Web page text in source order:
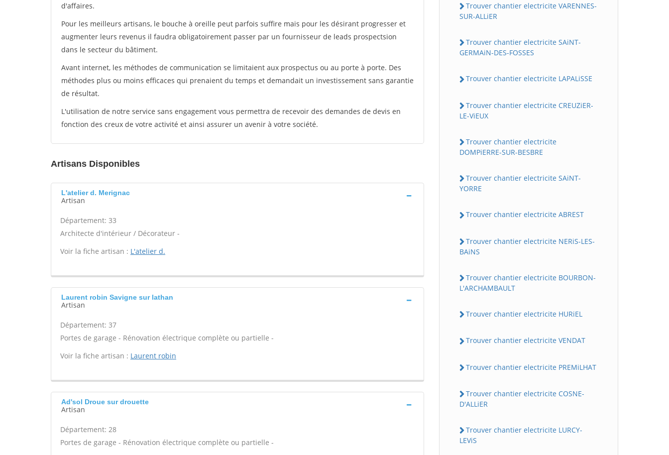
d'affaires.
Pour les meilleurs artisans, le bouche à oreille peut parfois suffire mais pour les désirant progresser et
augmenter leurs revenus il faudra obligatoirement passer par un fournisseur de leads prospectsion
dans le secteur du bâtiment.
Avant internet, les méthodes de communication se limitaient aux prospectus ou au porte à porte. Des
méthodes plus ou moins efficaces qui prenaient du temps et demandait un investissement sans garantie
de résultat.
L'utilisation de notre service sans engagement vous permettra de recevoir des demandes de devis en
fonction des creux de votre activité et ainsi assurer un avenir à votre société.
Artisans Disponibles
L'atelier d. Merignac
Artisan
Département: 33
Architecte d'intérieur / Décorateur -
Voir la fiche artisan : L'atelier d.
Laurent robin Savigne sur lathan
Artisan
Département: 37
Portes de garage - Rénovation électrique complète ou partielle -
Voir la fiche artisan : Laurent robin
Ad'sol Droue sur drouette
Artisan
Département: 28
Portes de garage - Rénovation électrique complète ou partielle -
Trouver chantier electricite VARENNES-
SUR-ALLiER
Trouver chantier electricite SAiNT-
GERMAiN-DES-FOSSES
Trouver chantier electricite LAPALiSSE
Trouver chantier electricite CREUZiER-
LE-ViEUX
Trouver chantier electricite
DOMPiERRE-SUR-BESBRE
Trouver chantier electricite SAiNT-
YORRE
Trouver chantier electricite ABREST
Trouver chantier electricite NERiS-LES-
BAiNS
Trouver chantier electricite BOURBON-
L'ARCHAMBAULT
Trouver chantier electricite HURiEL
Trouver chantier electricite VENDAT
Trouver chantier electricite PREMiLHAT
Trouver chantier electricite COSNE-
D'ALLiER
Trouver chantier electricite LURCY-
LEViS